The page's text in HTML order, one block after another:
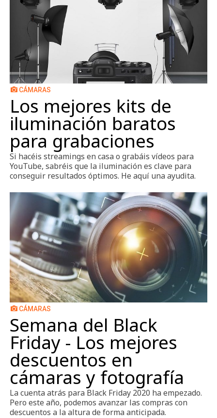
CÁMARAS
Los mejores kits de
iluminación baratos
para grabaciones
Si hacéis streamings en casa o grabáis vídeos para
YouTube, sabréis que la iluminación es clave para
conseguir resultados óptimos. He aquí una ayudita.
CÁMARAS
Semana del Black
Friday - Los mejores
descuentos en
cámaras y fotografía
La cuenta atrás para Black Friday 2020 ha empezado.
Pero este año, podemos avanzar las compras con
descuentos a la altura de forma anticipada.